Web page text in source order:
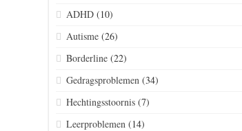
ADHD(10)
Autisme(26)
Borderline(22)
Gedragsproblemen(34)
Hechtingsstoornis(7)
Leerproblemen(14)